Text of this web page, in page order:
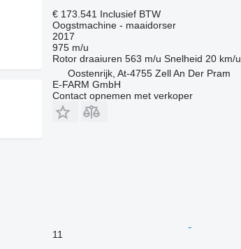
€ 173.541 Inclusief BTW
Oogstmachine - maaidorser
2017
975 m/u
Rotor draaiuren 563 m/u Snelheid 20 km/u
Oostenrijk, At-4755 Zell An Der Pram
E-FARM GmbH
Contact opnemen met verkoper
11